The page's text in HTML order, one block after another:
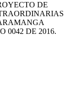
DE
0042 DE 2016.